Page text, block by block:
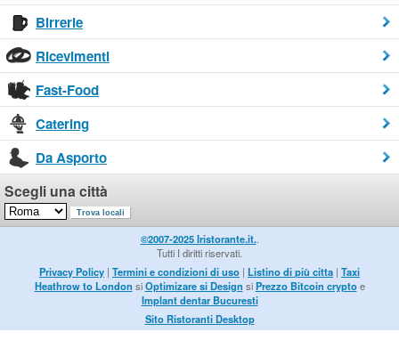
Birrerie
Ricevimenti
Fast-Food
Catering
Da Asporto
Scegli una città
©2007-2025 Iristorante.it..
Tutti I diritti riservati.
Privacy Policy | Termini e condizioni di uso | Listino di più citta | Taxi
Heathrow to London siOptimizare si Design siPrezzo Bitcoin cryptoe
Implant dentar Bucuresti
Sito Ristoranti Desktop